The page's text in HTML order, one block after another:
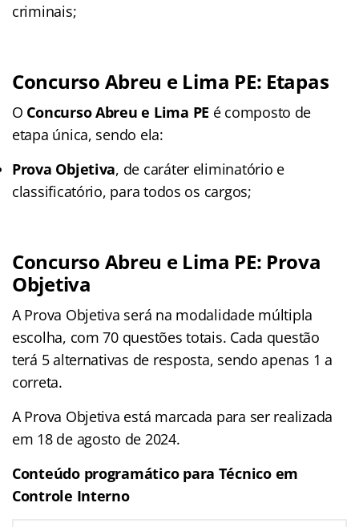
criminais;
Concurso Abreu e Lima PE: Etapas
O Concurso Abreu e Lima PE é composto de
etapa única, sendo ela:
Prova Objetiva, de caráter eliminatório e
classificatório, para todos os cargos;
Concurso Abreu e Lima PE: Prova
Objetiva
A Prova Objetiva será na modalidade múltipla
escolha, com 70 questões totais. Cada questão
terá 5 alternativas de resposta, sendo apenas 1 a
correta.
A Prova Objetiva está marcada para ser realizada
em 18 de agosto de 2024.
Conteúdo programático para Técnico em
Controle Interno